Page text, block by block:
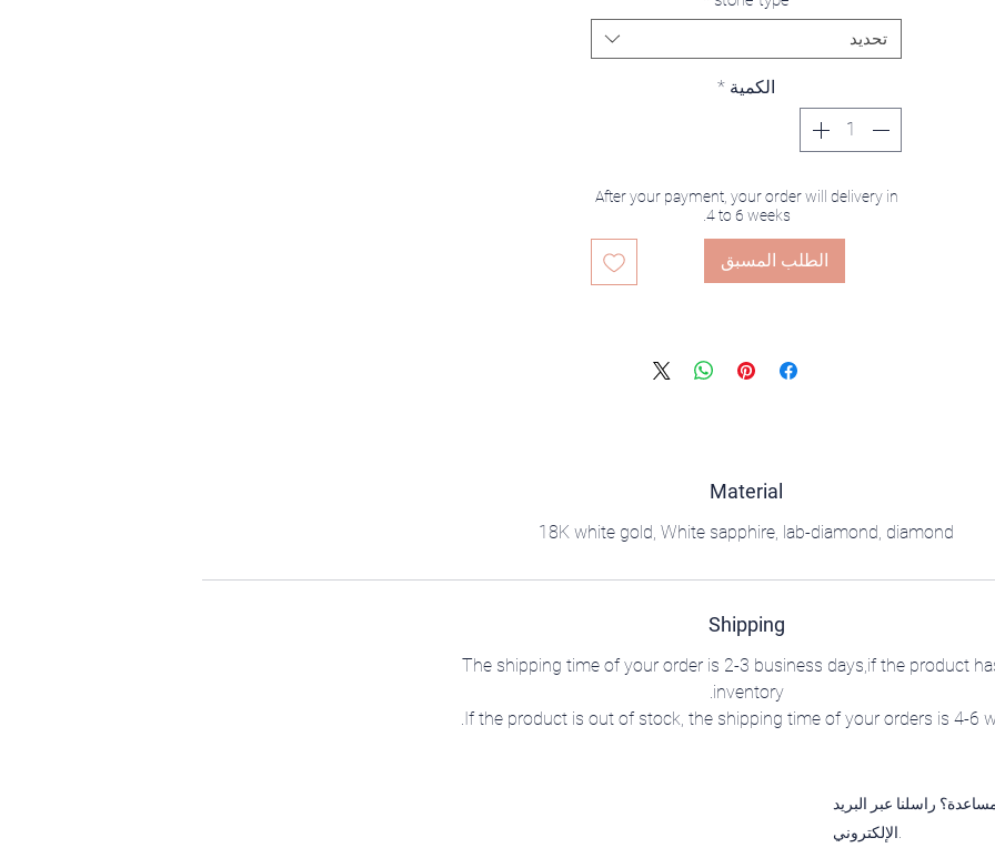
تحديد
الكمية *
After your payment, your order will delivery in
4 to 6 weeks.
الطلب المسبق
Material
18K white gold, White sapphire, lab-diamond, diamond
Shipping
The shipping time of your order is 2-3 business days,if the product
inventory.
If the product is out of stock, the shipping time of your orders is 4-6
راسلنا عبر البريد